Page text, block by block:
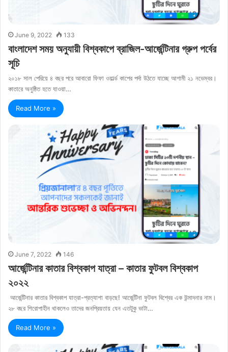
June 9, 2022 133
বাংলাদেশ সময় অনুযায়ী বিশ্বকাপে ব্রাজিল-আর্জেন্টিনার গ্রুপ পর্বের
সূচি
২০১৮ সাল পেরিয়ে ৪ বছর পরে আবারো ফিফা ওয়ার্ল্ড কাপের পর্দা উঠতে যাচ্ছে আগামী ২১ নভেম্বর।
কাতারে অনুষ্ঠিত হতে যাওয়া…
Read More »
June 7, 2022 146
আর্জেন্টিনার কাতার বিশ্বকাপ যাত্রা – কাতার ফুটবল বিশ্বকাপ
২০২২
আর্জেন্টিনার কাতার বিশ্বকাপ যাত্রা-প্রত্যাশা বাড়ছে! আর্জেন্টিনা ফুটবল বিশ্বের এক উন্মাদনার নাম।
২৮ বছর শিরোপাহীন থাকলেও তাদের জনপ্রিয়তায় যেন এতটুকু ভাটা…
Read More »